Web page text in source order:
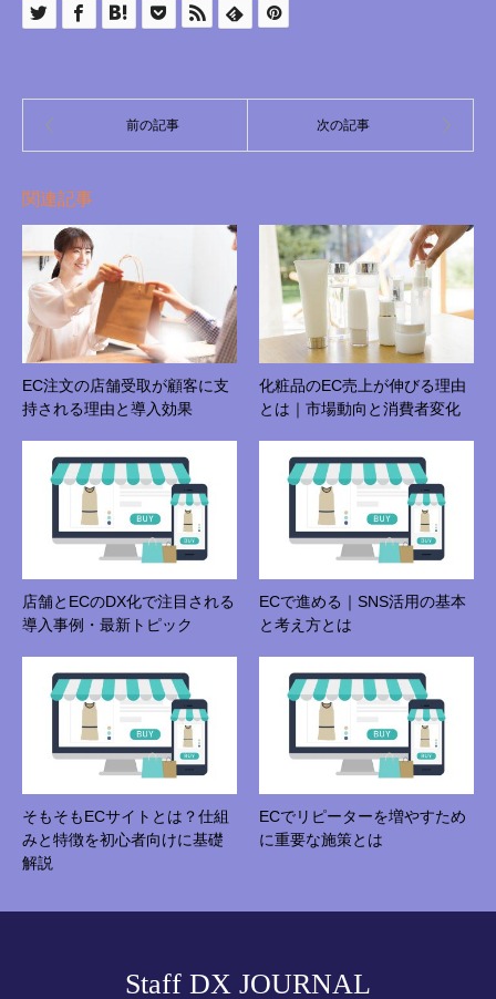
関連記事
EC注文の店舗受取が顧客に支
持される理由と導入効果
化粧品のEC売上が伸びる理由
とは｜市場動向と消費者変化
店舗とECのDX化で注目される
導入事例・最新トピック
ECで進める｜SNS活用の基本
と考え方とは
そもそもECサイトとは？仕組
みと特徴を初心者向けに基礎
解説
ECでリピーターを増やすため
に重要な施策とは
Staff DX JOURNAL